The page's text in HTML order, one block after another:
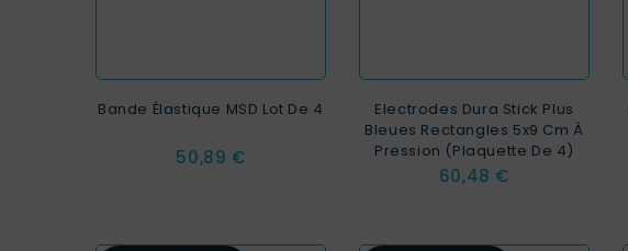
Bande Élastique MSD Lot De 4
Prix
50,89 €
Electrodes Dura Stick Plus
Bleues Rectangles 5x9 Cm À
Pression (plaquette De 4)
Prix
60,48 €